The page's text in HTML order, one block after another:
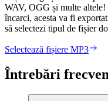
WAV, OGG și multe
încarci, acesta va fi
să selectezi tipul de fișier
Selectează fișiere MP3
Întrebări